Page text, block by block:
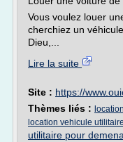
Vous voulez louer
cherchiez un
Dieu,...
Lire la suite
Site : https://
Thèmes liés :
location vehicule
utilitaire pour